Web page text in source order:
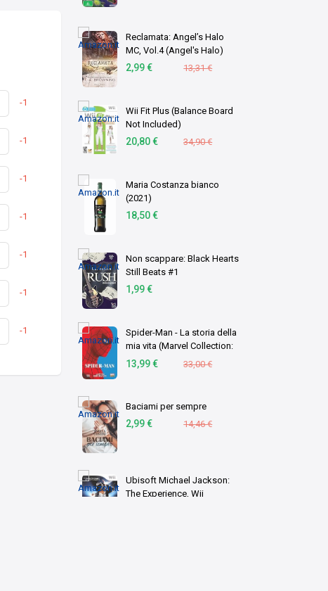
Reclamata: Angel’s Halo
MC, Vol.4 (Angel's Halo)
2,99 € 13,31 €
Wii Fit Plus (Balance Board
Not Included)
20,80 € 34,90 €
Maria Costanza bianco
(2021)
18,50 €
Non scappare: Black Hearts
Still Beats #1
1,99 €
Spider-Man - La storia della
mia vita (Marvel Collection:
Spider-Man Vol. 8)
13,99 € 33,00 €
Baciami per sempre
2,99 € 14,46 €
Ubisoft Michael Jackson:
The Experience, Wii
-1
-1
-1
-1
-1
-1
-1